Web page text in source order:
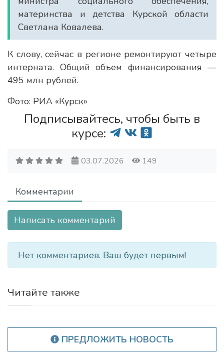
материнства и детства Курской области
Светлана Ковалева.
К слову, сейчас в регионе ремонтируют четыре
интерната. Общий объём финансирования —
495 млн рублей.
Фото: РИА «Курск»
Подписывайтесь, чтобы быть в
курсе:
03.07.2026 149
Комментарии
Написать комментарий
Нет комментариев. Ваш будет первым!
Читайте также
ПРЕДЛОЖИТЬ НОВОСТЬ